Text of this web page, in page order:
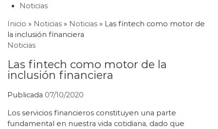
Noticias
Inicio » Noticias » Noticias » Las fintech como motor de
la inclusión financiera
Noticias
Las fintech como motor de la
inclusión financiera
Publicada 07/10/2020
Los servicios financieros constituyen una parte
fundamental en nuestra vida cotidiana, dado que